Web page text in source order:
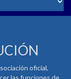
oficial,
las funciones de